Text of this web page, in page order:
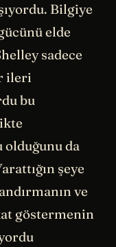
Bilgiye
elde
sadece
ileri
bu
da
şeye
ve
göstermenin